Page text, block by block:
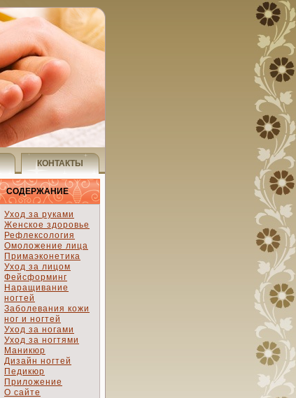
КОНТАКТЫ
СОДЕРЖАНИЕ
Уход за руками
Женское здоровье
Рефлексология
Омоложение лица
Примаэконетика
Уход за лицом
Фейсформинг
Наращивание
ногтей
Заболевания кожи
ног и ногтей
Уход за ногами
Уход за ногтями
Маникюр
Дизайн ногтей
Педикюр
Приложение
О сайте